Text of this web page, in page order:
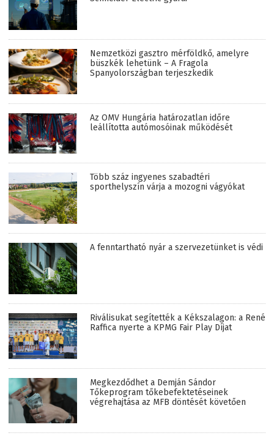
Nemzetközi gasztro mérföldkő, amelyre
büszkék lehetünk – A Fragola
Spanyolországban terjeszkedik
Az OMV Hungária határozatlan időre
leállította autómosóinak működését
Több száz ingyenes szabadtéri
sporthelyszín várja a mozogni vágyókat
A fenntartható nyár a szervezetünket is védi
Riválisukat segítették a Kékszalagon: a René
Raffica nyerte a KPMG Fair Play Díjat
Megkezdődhet a Demján Sándor
Tőkeprogram tőkebefektetéseinek
végrehajtása az MFB döntését követően